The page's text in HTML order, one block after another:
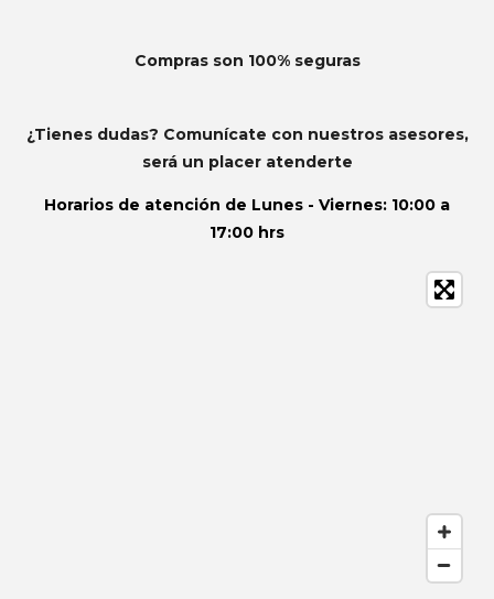
Compras son 100% seguras
¿Tienes dudas? Comunícate con nuestros asesores,
será un placer atenderte
Horarios de atención de Lunes - Viernes: 10:00 a
17:00 hrs